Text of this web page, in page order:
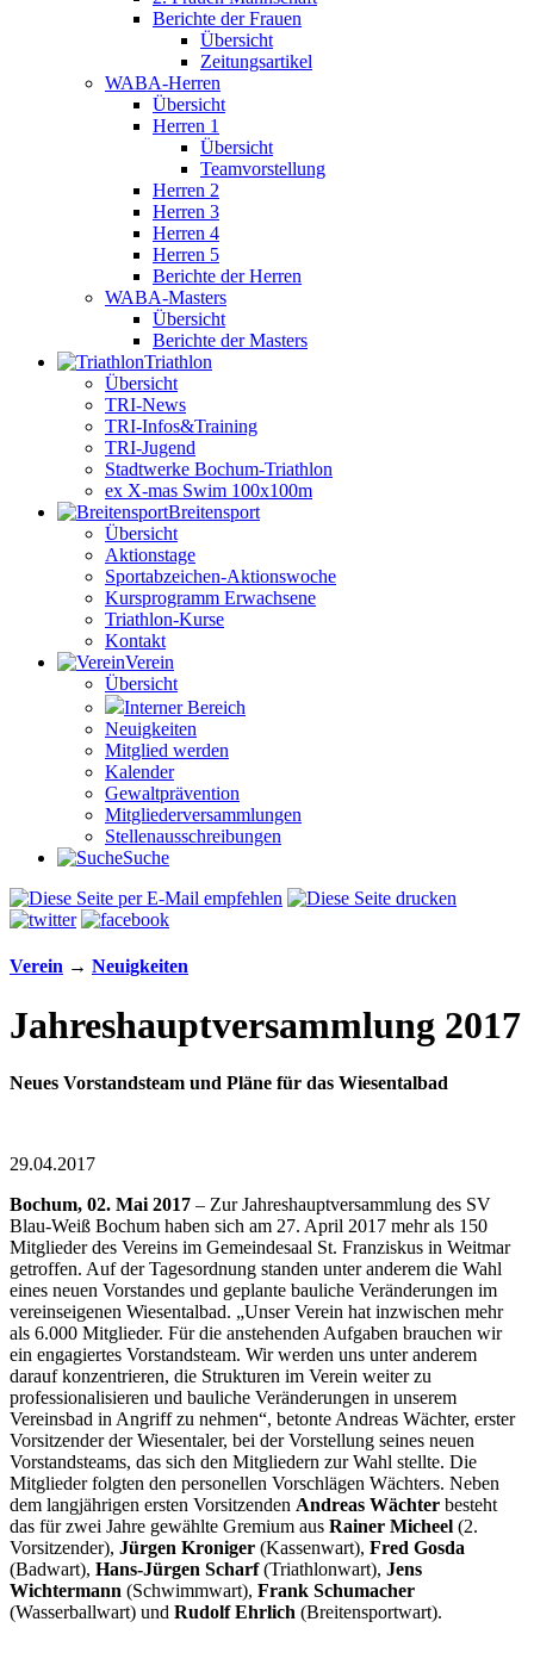
Berichte der Frauen
Übersicht
Zeitungsartikel
WABA-Herren
Übersicht
Herren 1
Übersicht
Teamvorstellung
Herren 2
Herren 3
Herren 4
Herren 5
Berichte der Herren
WABA-Masters
Übersicht
Berichte der Masters
Triathlon
Übersicht
TRI-News
TRI-Infos&Training
TRI-Jugend
Stadtwerke Bochum-Triathlon
ex X-mas Swim 100x100m
Breiten­sport
Übersicht
Aktionstage
Sportabzeichen-Aktionswoche
Kursprogramm Erwachsene
Triathlon-Kurse
Kontakt
Verein
Übersicht
Interner Bereich
Neuigkeiten
Mitglied werden
Kalender
Gewaltprävention
Mitglieder­versammlungen
Stellen­aus­schrei­bungen
Suche
Verein → Neuigkeiten
Jahreshaupt­versammlung 2017
Neues Vorstandsteam und Pläne für das Wiesentalbad
29.04.2017
Bochum, 02. Mai 2017 – Zur Jahreshauptversammlung des SV
Blau-Weiß Bochum haben sich am 27. April 2017 mehr als 150
Mitglieder des Vereins im Gemeindesaal St. Franziskus in Weitmar
getroffen. Auf der Tagesordnung standen unter anderem die Wahl
eines neuen Vorstandes und geplante bauliche Veränderungen im
vereinseigenen Wiesentalbad. „Unser Verein hat inzwischen mehr
als 6.000 Mitglieder. Für die anstehenden Aufgaben brauchen wir
ein engagiertes Vorstandsteam. Wir werden uns unter anderem
darauf konzentrieren, die Strukturen im Verein weiter zu
professionalisieren und bauliche Veränderungen in unserem
Vereinsbad in Angriff zu nehmen“, betonte Andreas Wächter, erster
Vorsitzender der Wiesentaler, bei der Vorstellung seines neuen
Vorstandsteams, das sich den Mitgliedern zur Wahl stellte. Die
Mitglieder folgten den personellen Vorschlägen Wächters. Neben
dem langjährigen ersten Vorsitzenden Andreas Wächter besteht
das für zwei Jahre gewählte Gremium aus Rainer Micheel (2.
Vorsitzender), Jürgen Kroniger (Kassenwart), Fred Gosda
(Badwart), Hans-Jürgen Scharf(Triathlonwart), Jens
Wichtermann (Schwimmwart), Frank Schumacher
(Wasserballwart) und Rudolf Ehrlich (Breitensportwart).